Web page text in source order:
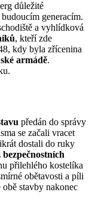
důležité
generacím.
a vyhlídková
, kteří zde
kdy byla zřícenina
armádě.
předán do správy
se začali vracet
dostali do ruky
přilehlého kostelíka
obětavosti a píli
obě stavby nakonec